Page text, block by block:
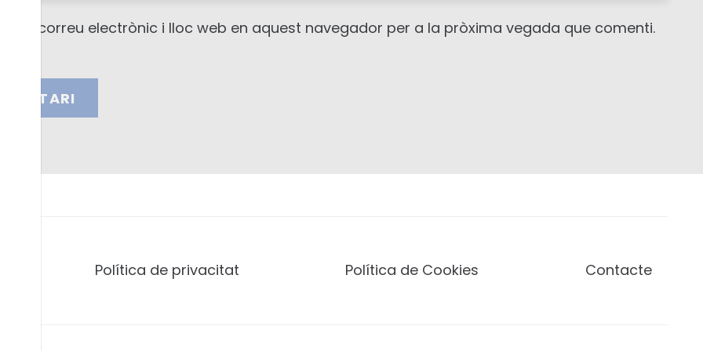
nom, correu electrònic i lloc web en aquest navegador per a la pròxima vegada que comenti.
Política de privacitat Política de Cookies Contacte